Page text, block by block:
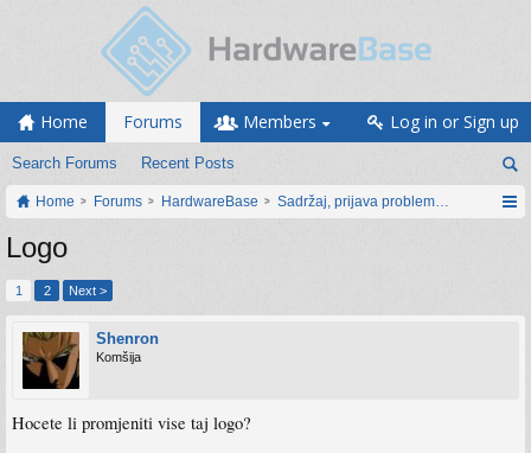
Home Forums
Search Forums Recent Posts
Members Log in or Sign up
Home Forums HardwareBase Sadržaj, prijava problema i prijedlozi
Logo
1 2 Next >
Shenron
Komšija
Hocete li promjeniti vise taj logo?